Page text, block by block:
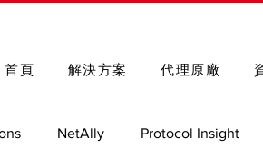
首頁 解決方案 代理原廠
NetAlly Protocol Insight